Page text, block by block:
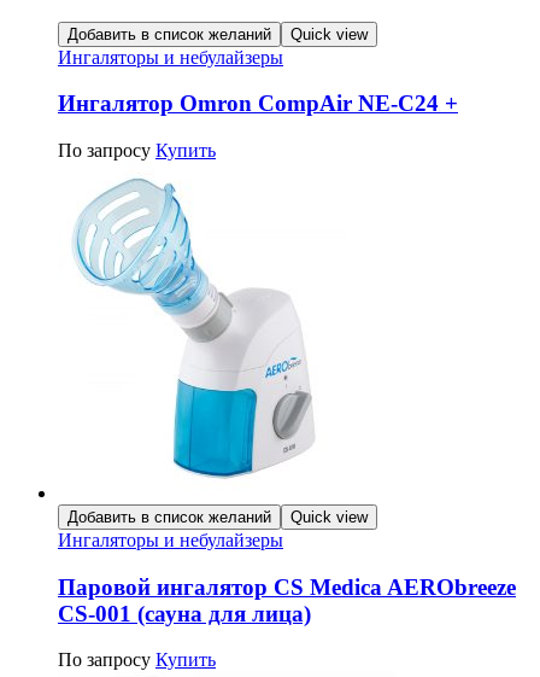
Добавить в список желаний Quick view
Ингаляторы и небулайзеры
Ингалятор Omron CompAir NE-C24 +
По запросу Купить
Добавить в список желаний Quick view
Ингаляторы и небулайзеры
Паровой ингалятор CS Medica AERObreeze
CS-001 (сауна для лица)
По запросу Купить